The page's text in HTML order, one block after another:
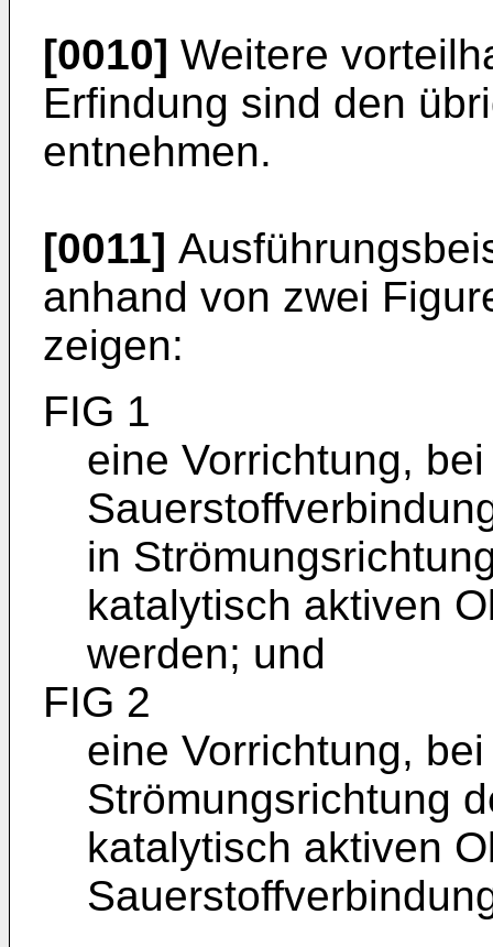
[0010] Weitere
Erfindung sind den
entnehmen.
[0011]
anhand von zwei
zeigen:
FIG 1
eine Vorrichtung,
in
katalytisch aktiven
werden; und
FIG 2
eine Vorrichtung,
Strömungsrichtung
katalytisch aktiven